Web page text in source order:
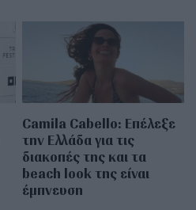
Camila Cabello: Επέλεξε
την Ελλάδα για τις
διακοπές της και τα
beach look της είναι
έμπνευση